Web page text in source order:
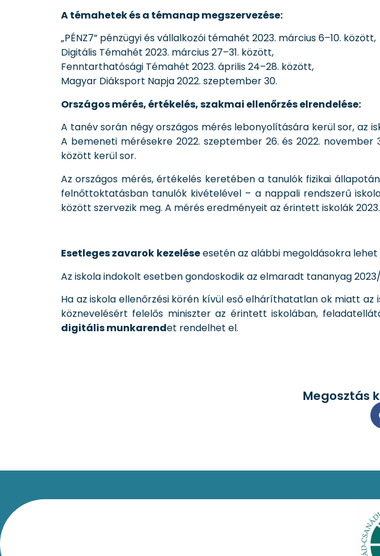
A témahetek és a témanap megszervezése:
„PÉNZ7” pénzügyi és vállalkozói témahét 2023. március 6–10. között,
Digitális Témahét 2023. március 27–31. között,
Fenntarthatósági Témahét 2023. április 24–28. között,
Magyar Diáksport Napja 2022. szeptember 30.
Országos mérés, értékelés, szakmai ellenőrzés elrendelése:
A tanév során négy országos mérés lebonyolítására kerül sor, az
A bemeneti mérésekre 2022. szeptember 26. és 2022. november
között kerül sor.
Az országos mérés, értékelés keretében a tanulók fizikai
felnőttoktatásban tanulók kivételével – a nappali rendszerű
között szervezik meg. A mérés eredményeit az érintett iskolák
Esetleges zavarok kezeléseesetén az alábbi megoldásokra lehet
Az iskola indokolt esetben gondoskodik az elmaradt tananyag
Ha az iskola ellenőrzési körén kívül eső elháríthatatlan ok miatt
köznevelésért felelős miniszter az érintett iskolában,
digitális munkarendet rendelhet el.
Megosztás